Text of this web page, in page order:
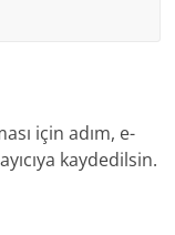
için adım, e-
kaydedilsin.